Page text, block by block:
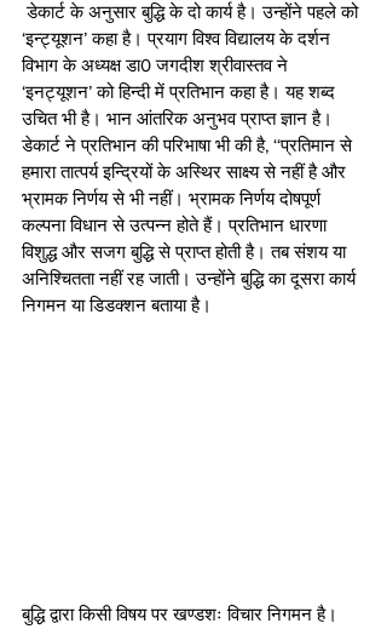
डेकार्ट के अनुसार बुद्धि के दो कार्य है। उन्होंने पहले को
‘इन्ट्यूशन’ कहा है। प्रयाग विश्व विद्यालय के दर्शन
विभाग के अध्यक्ष डा0 जगदीश श्रीवास्तव ने
‘इनट्यूशन’ को हिन्दी में प्रतिभान कहा है। यह शब्द
उचित भी है। भान आंतरिक अनुभव प्राप्त ज्ञान है।
डेकार्ट ने प्रतिभान की परिभाषा भी की है, ‘‘प्रतिमान से
हमारा तात्पर्य इन्द्रियों के अस्थिर साक्ष्य से नहीं है और
भ्रामक निर्णय से भी नहीं। भ्रामक निर्णय दोषपूर्ण
कल्पना विधान से उत्पन्न होते हैं। प्रतिभान धारणा
विशुद्ध और सजग बुद्धि से प्राप्त होती है। तब संशय या
अनिश्चितता नहीं रह जाती। उन्होंने बुद्धि का दूसरा कार्य
निगमन या डिडक्शन बताया है।
बुद्धि द्वारा किसी विषय पर खण्डशः विचार निगमन है।